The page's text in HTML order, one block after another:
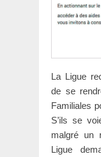
La Ligue
de se
Familiales
S’ils se
malgré un
Ligue